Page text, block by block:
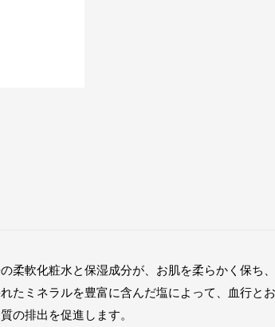
柔軟化粧水と保湿成分が、お肌を柔らかく保ち
たミネラルを豊富に含んだ塩によって、血行と
の排出を促進します。